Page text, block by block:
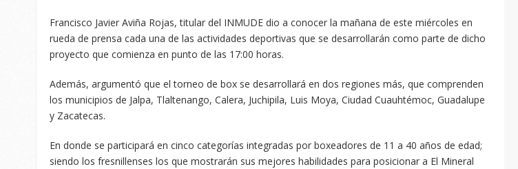
Francisco Javier Aviña Rojas, titular del INMUDE dio a conocer la mañana de este miércoles en
rueda de prensa cada una de las actividades deportivas que se desarrollarán como parte de dicho
proyecto que comienza en punto de las 17:00 horas.
Además, argumentó que el torneo de box se desarrollará en dos regiones más, que comprenden
los municipios de Jalpa, Tlaltenango, Calera, Juchipila, Luis Moya, Ciudad Cuauhtémoc, Guadalupe
y Zacatecas.
En donde se participará en cinco categorías integradas por boxeadores de 11 a 40 años de edad;
siendo los fresnillenses los que mostrarán sus mejores habilidades para posicionar a El Mineral